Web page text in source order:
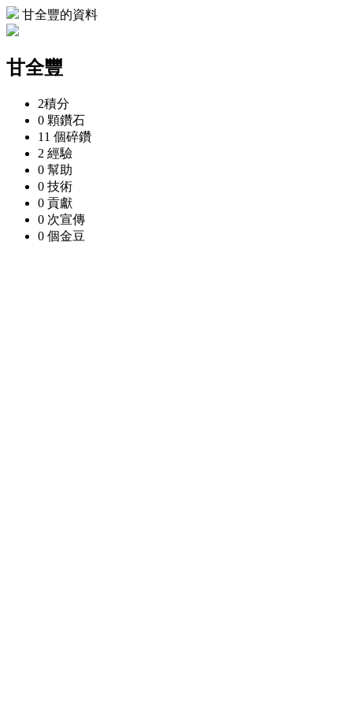
甘全豐的資料
甘全豐
2積分
0 顆鑽石
11 個碎鑽
2 經驗
0 幫助
0 技術
0 貢獻
0 次宣傳
0 個金豆